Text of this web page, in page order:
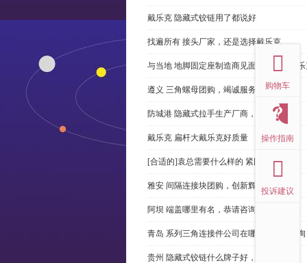
戴乐克 隐藏式铰链用了都说好
找遍所有 接头厂家，还是选择戴乐克
与当地 地脚固定座制造商见面很容易。戴
遵义 三角螺母团购，竭诚服务
防城港 隐藏式拉手生产厂商，尊重客户
戴乐克 扁杆大戴乐克好质量
[合适的]袁总需要什么样的 紧固件？
雅安 间隔连接块团购，创新辉煌
阿坝 端盖哪里有名，恭请咨询
青岛 系列三角连接件公司在哪里，免费咨询
贵州 隐藏式铰链什么牌子好，恭请来电
购物车
操作指南
投诉建议